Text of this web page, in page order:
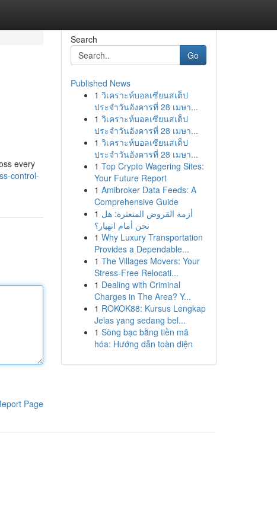
every
control-
Page
Search
Go
Published News
1 วิเคราะห์บอลเซียนสเต็ป
ประจำวันอังคารที่ 28 เมษา...
1 วิเคราะห์บอลเซียนสเต็ป
ประจำวันอังคารที่ 28 เมษา...
1 วิเคราะห์บอลเซียนสเต็ป
ประจำวันอังคารที่ 28 เมษา...
1 Top Crypto Wagering Sites:
Your Future Report
1 Amibroker Data Feeds: A
Comprehensive Guide
1 أزمة القروض المتعثرة: هل
نحن أمام انهيار؟
1 Why Luxury Transportation
Provides a Dependable...
1 The Villages Movers: Your
Stress-Free Relocati...
1 Dealing with Criminal
Charges in The Area? Y...
1 ROKOK88: Kursus Lengkap
Jelas yang sedang bel...
1 Sòng bạc bằng tiền mã
hóa: Hướng dẫn toàn diện